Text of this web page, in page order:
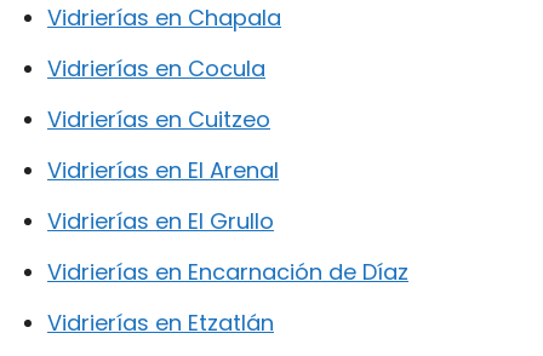
Vidrierías en Chapala
Vidrierías en Cocula
Vidrierías en Cuitzeo
Vidrierías en El Arenal
Vidrierías en El Grullo
Vidrierías en Encarnación de Díaz
Vidrierías en Etzatlán